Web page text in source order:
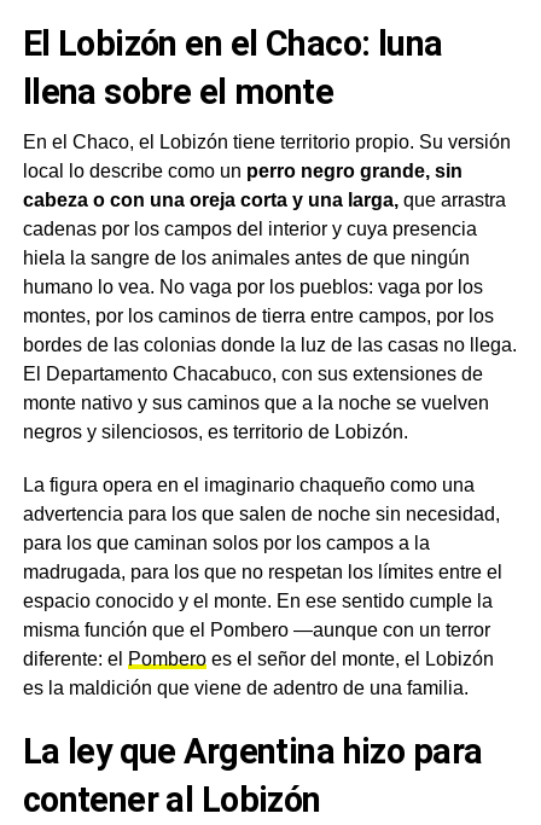
El Lobizón en el Chaco: luna
llena sobre el monte
En el Chaco, el Lobizón tiene territorio propio. Su versión
local lo describe como un perro negro grande, sin
cabeza o con una oreja corta y una larga,que arrastra
cadenas por los campos del interior y cuya presencia
hiela la sangre de los animales antes de que ningún
humano lo vea. No vaga por los pueblos: vaga por los
montes, por los caminos de tierra entre campos, por los
bordes de las colonias donde la luz de las casas no llega.
El Departamento Chacabuco, con sus extensiones de
monte nativo y sus caminos que a la noche se vuelven
negros y silenciosos, es territorio de Lobizón.
La figura opera en el imaginario chaqueño como una
advertencia para los que salen de noche sin necesidad,
para los que caminan solos por los campos a la
madrugada, para los que no respetan los límites entre el
espacio conocido y el monte. En ese sentido cumple la
misma función que el Pombero —aunque con un terror
diferente: el Pomberoes el señor del monte, el Lobizón
es la maldición que viene de adentro de una familia.
La ley que Argentina hizo para
contener al Lobizón